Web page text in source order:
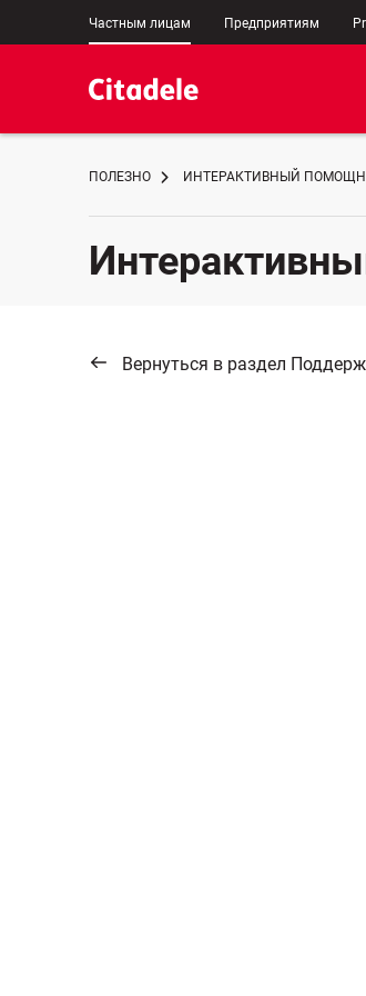
Частным лицам Предприятиям
ПОЛЕЗНО ИНТЕРАКТИВНЫЙ
Вернуться в раздел